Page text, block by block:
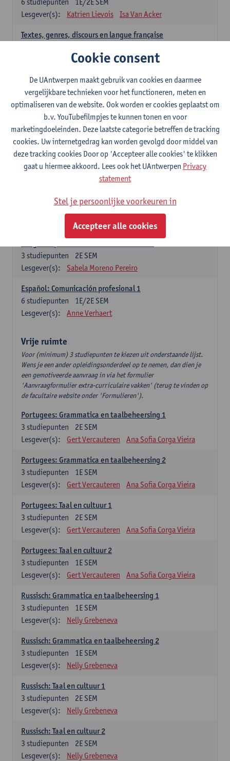
Lesgever(s):
Katrien Lievois Isa Van Acker
Textes, genres, discours en langue française
Kris Peeters
Spaans: verplichte opleidingsonderdelen
Gramática española 1
1E SEM
studiepunten
Lesgever(s):
Anne Verhaert
Gramática española 2
2E SEM
3studiepunten
Anne Verhaert
Lengua española: Destrezas básicas
Sabela Moreno Pereiro
2E SEM
3 studiepunten
Lesgever(s):
Sabela Moreno Pereiro
Español: Comunicación profesional 1
1E/2E SEM
6 studiepunten
Lesgever(s):
Anne Verhaert
Vrije ruimte
Voor (minimum) 3 studiepunten te kiezen uit onderstaande lijst.
Wens je een ander opleidingsonderdeel op te nemen, dan dien je
een gemotiveerde aanvraag in via het formulier
'Aanvraagformulier extra-curriculaire vakken' (terug te vinden op
de facultaire website onder 'Formulieren').
Portugees: Grammatica en taalbeheersing 1
2E SEM
3 studiepunten
Lesgever(s):
Gert Vercauteren Ana Sofia Corga Vieira
Portugees: Grammatica en taalbeheersing 2
1E SEM
3 studiepunten
Lesgever(s):
Gert Vercauteren Ana Sofia Corga Vieira
Portugees: Taal en cultuur 1
2E SEM
3 studiepunten
Lesgever(s):
Gert Vercauteren Ana Sofia Corga Vieira
Portugees: Taal en cultuur 2
1E SEM
3 studiepunten
Lesgever(s):
Gert Vercauteren Ana Sofia Corga Vieira
Russisch: Grammatica en taalbeheersing 1
1E SEM
3 studiepunten
Lesgever(s):
Nelly Grebeneva
Russisch: Grammatica en taalbeheersing 2
1E SEM
3 studiepunten
Lesgever(s):
Nelly Grebeneva
Russisch: Taal en cultuur 1
2E SEM
3 studiepunten
Lesgever(s):
Nelly Grebeneva
Russisch: Taal en cultuur 2
2E SEM
3 studiepunten
Lesgever(s):
Nelly Grebeneva
Cookie consent
De UAntwerpen maakt gebruik van cookies en daarmee
vergelijkbare technieken voor het functioneren, meten en
optimaliseren van de website. Ook worden er cookies geplaatst om
b.v. YouTubefilmpjes te kunnen tonen en voor
marketingdoeleinden. Deze laatste categorie betreffen de tracking
cookies. Uw internetgedrag kan worden gevolgd door middel van
deze tracking cookies Door op 'Accepteer alle cookies' te klikken
gaat u hiermee akkoord. Lees ook het UAntwerpen Privacy
statement
Stel je persoonlijke voorkeuren in
Accepteer alle cookies